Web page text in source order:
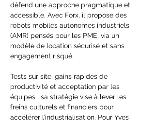
défend une approche pragmatique et
accessible. Avec Forx, il propose des
robots mobiles autonomes industriels
(AMR) pensés pour les PME, via un
modèle de location sécurisé et sans
engagement risqué.
Tests sur site, gains rapides de
productivité et acceptation par les
équipes : sa stratégie vise à lever les
freins culturels et financiers pour
accélérer l’industrialisation. Pour Yves